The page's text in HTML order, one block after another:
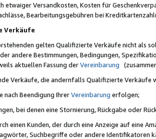
etwaiger Versandkosten, Kosten für
Bearbeitungsgebühren bei
Verkäufe
gelten Qualifizierte Verkäufe nicht als
andere Bestimmungen, Bedingungen,
aktuellen Fassung derVereinbarung (zusammen
Verkäufe, die andernfalls Qualifizierte Verkäufe
nach Beendigung IhrerVereinbarung erfolgen;
bei denen eine Stornierung, Rückgabe oder
einen Kunden, der durch eine Anzeige auf eine
Suchbegriffe oder andere Identifikatoren